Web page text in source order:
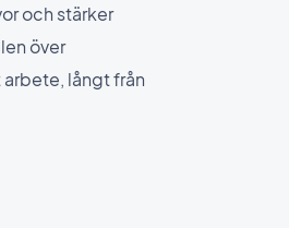
och stärker
över
långt från